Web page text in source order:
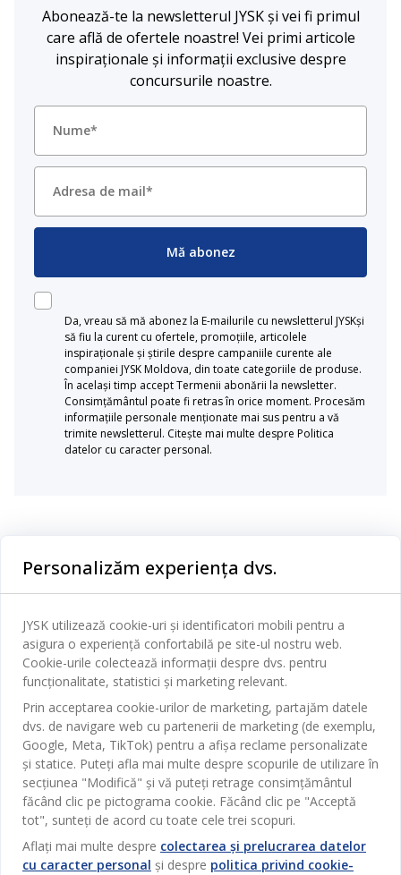
Abonează-te la newsletterul JYSK și vei fi primul
care află de ofertele noastre! Vei primi articole
inspiraționale și informații exclusive despre
concursurile noastre.
Mă abonez
Da, vreau să mă abonez la E-mailurile cu newsletterul JYSKși
să fiu la curent cu ofertele, promoțiile, articolele
inspiraționale și știrile despre campaniile curente ale
companiei JYSK Moldova, din toate categoriile de produse.
În același timp accept Termenii abonării la newsletter.
Consimțământul poate fi retras în orice moment. Procesăm
informațiile personale menționate mai sus pentru a vă
trimite newsletterul. Citește mai multe despre Politica
datelor cu caracter personal.
Baie
Birou
Sufragerie
Bucătărie
Depozitare
Perdele
Grădină
Pentru casă
Contact Relații Clienți
Magazine și program
Broșură
Termeni si conditii vânzări online
Garantia prețului
Garanția Produselor
Politica de confidentialitate
JYSK
Despre JYSK
JYSK.com
Presă
Locuri de muncă
Newsletter
Inspirație
SEDIU CENTRAL
TAROL-DD S.R.L. str. Jubiliara, 41A mun. Chișinău, Republica
Moldova
JYSK BUSINESS TO BUSINESS
Vânzări și relații clienți persoane juridice
Telefon: 060 531 531
E-mail: jysk@jysk.md
JYSK RELAȚII CLIENȚI
Contact Relații Clienți
Telefon: 022 022 030
E-mail: support@jysk.md
Urmărește Jysk
Personalizăm experiența dvs.
JYSK utilizează cookie-uri și identificatori mobili pentru a
asigura o experiență confortabilă pe site-ul nostru web.
Cookie-urile colectează informații despre dvs. pentru
funcționalitate, statistici și marketing relevant.
Prin acceptarea cookie-urilor de marketing, partajăm datele
dvs. de navigare web cu partenerii de marketing (de exemplu,
Google, Meta, TikTok) pentru a afișa reclame personalizate
și statice. Puteți afla mai multe despre scopurile de utilizare în
secțiunea "Modifică" și vă puteți retrage consimțământul
făcând clic pe pictograma cookie. Făcând clic pe "Acceptă
tot", sunteți de acord cu toate cele trei scopuri.
Aflați mai multe despre colectarea și prelucrarea datelor
cu caracter personal și despre politica privind cookie-